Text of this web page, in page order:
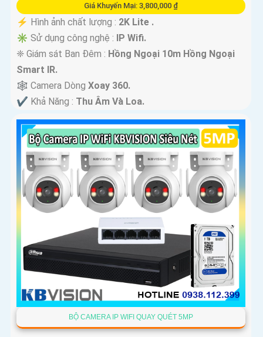
Giá Khuyến Mại: 3,800,000 ₫
️⚡ Hình ảnh chất lượng : 2K Lite .
✳️ Sử dụng công nghệ : IP Wifi.
❈ Giám sát Ban Đêm : Hồng Ngoại 10m Hồng Ngoại
Smart IR.
🕸️ Camera Dòng Xoay 360.
️✔️ Khả Năng : Thu Âm Và Loa.
BỘ CAMERA IP WIFI QUAY QUÉT 5MP